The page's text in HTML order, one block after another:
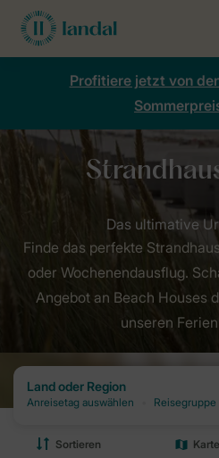
Profitiere jetzt von
Finde das perfekte
oder Wochenendausflug.
Angebot an Beach Houses
unseren